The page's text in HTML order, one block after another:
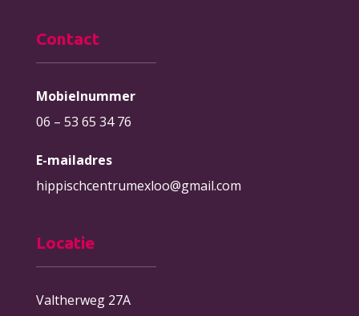
Contact
Mobielnummer
06 – 53 65 34 76
E-mailadres
hippischcentrumexloo@gmail.com
Locatie
Valtherweg 27A